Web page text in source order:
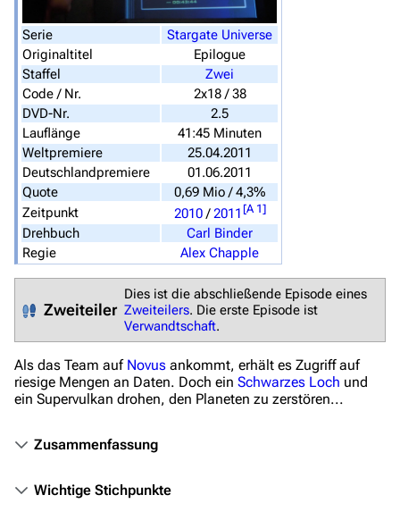
Zufälliger Artikel
Datei hochladen
Filme und Serien
Überblick
Stargate SG-1
Stargate Atlantis
Stargate Universe
Stargate Origins
Stargate Infinity
Filme
Personen
Serie
Stargate Universe
Originaltitel
Epilogue
Staffel
Zwei
Code / Nr.
2x18 / 38
DVD-Nr.
2.5
Lauflänge
41:45 Minuten
Weltpremiere
25.04.2011
Deutschlandpremiere
01.06.2011
Quote
0,69 Mio / 4,3%
Zeitpunkt
2010/2011 [A 1]
Drehbuch
Carl Binder
Regie
Alex Chapple
Zweiteiler
Dies ist die abschließende Episode eines
Zweiteilers. Die erste Episode ist
Verwandtschaft.
Als das Team auf Novus ankommt, erhält es Zugriff auf
riesige Mengen an Daten. Doch ein Schwarzes Loch und
ein Supervulkan drohen, den Planeten zu zerstören...
Zusammenfassung
Wichtige Stichpunkte